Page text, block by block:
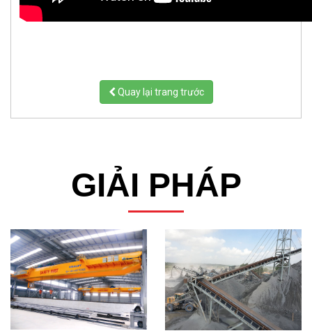
Quay lại trang trước
GIẢI PHÁP